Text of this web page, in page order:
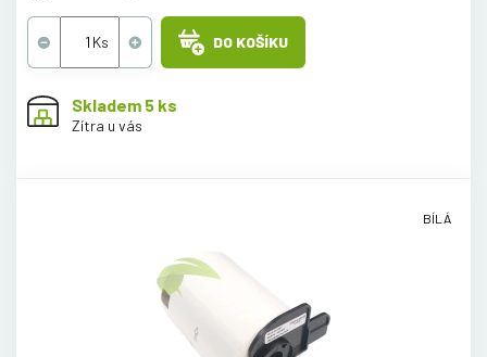
DO KOŠÍKU
Skladem 5 ks
Zítra u vás
BÍLÁ